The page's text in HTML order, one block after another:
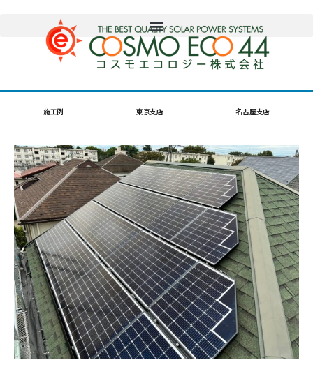
施工例 東京支店 名古屋支店